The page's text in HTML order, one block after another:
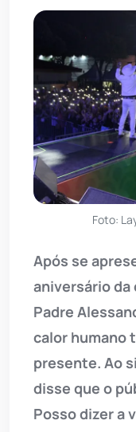
Foto:
Após se
aniversário da
Padre
calor humano
presente. Ao
disse que o
Posso dizer